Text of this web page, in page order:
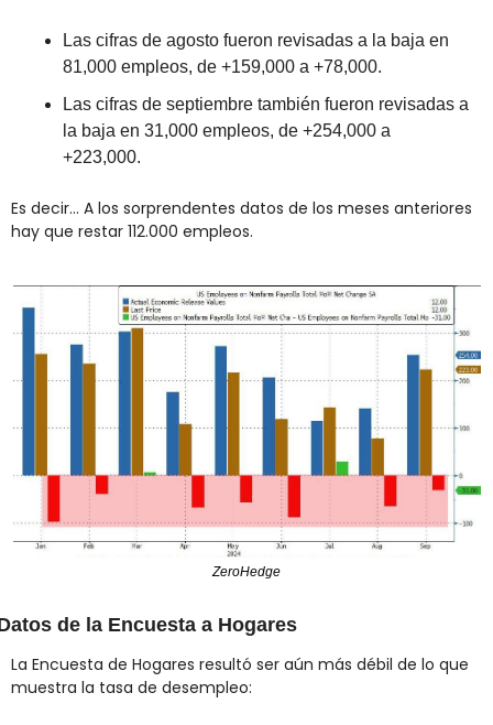
Las cifras de agosto fueron revisadas a la baja en
81,000 empleos, de +159,000 a +78,000.
Las cifras de septiembre también fueron revisadas a
la baja en 31,000 empleos, de +254,000 a
+223,000.
Es decir... A los sorprendentes datos de los meses anteriores
hay que restar 112.000 empleos.
ZeroHedge
de la Encuesta a Hogares
La Encuesta de Hogares resultó ser aún más débil de lo que
muestra la tasa de desempleo: